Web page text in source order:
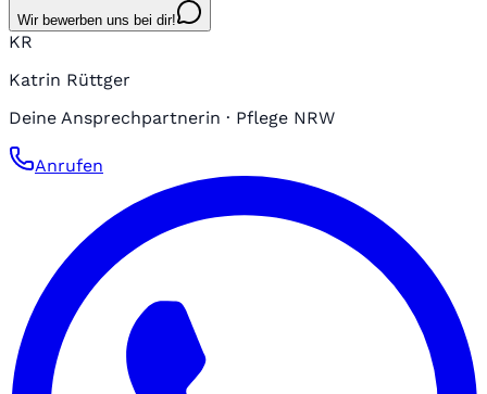
Wir bewerben uns bei dir!
KR
Katrin Rüttger
Deine Ansprechpartnerin · Pflege NRW
Anrufen